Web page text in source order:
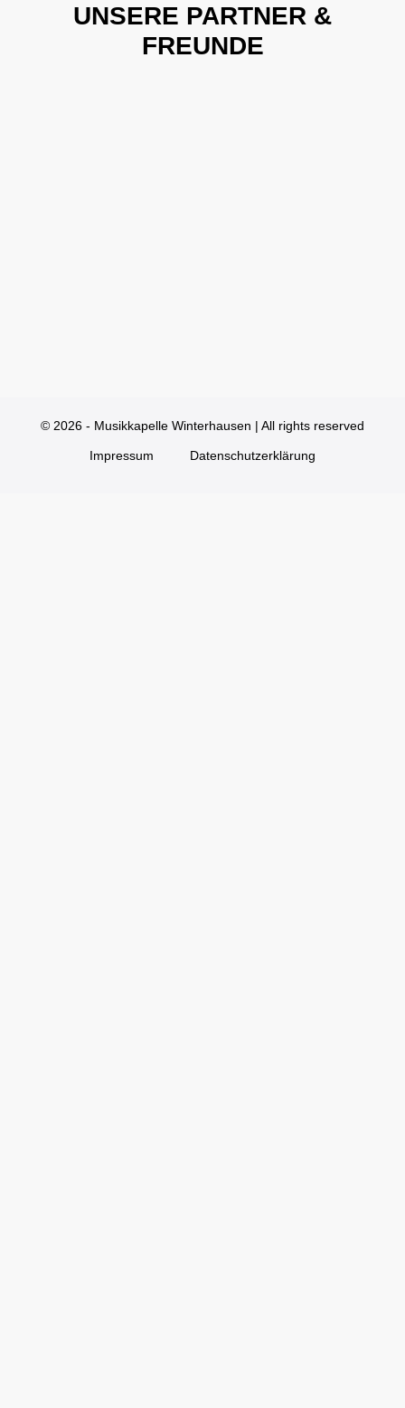
UNSERE PARTNER &
FREUNDE
© 2026 - Musikkapelle Winterhausen | All rights reserved
Impressum Datenschutzerklärung